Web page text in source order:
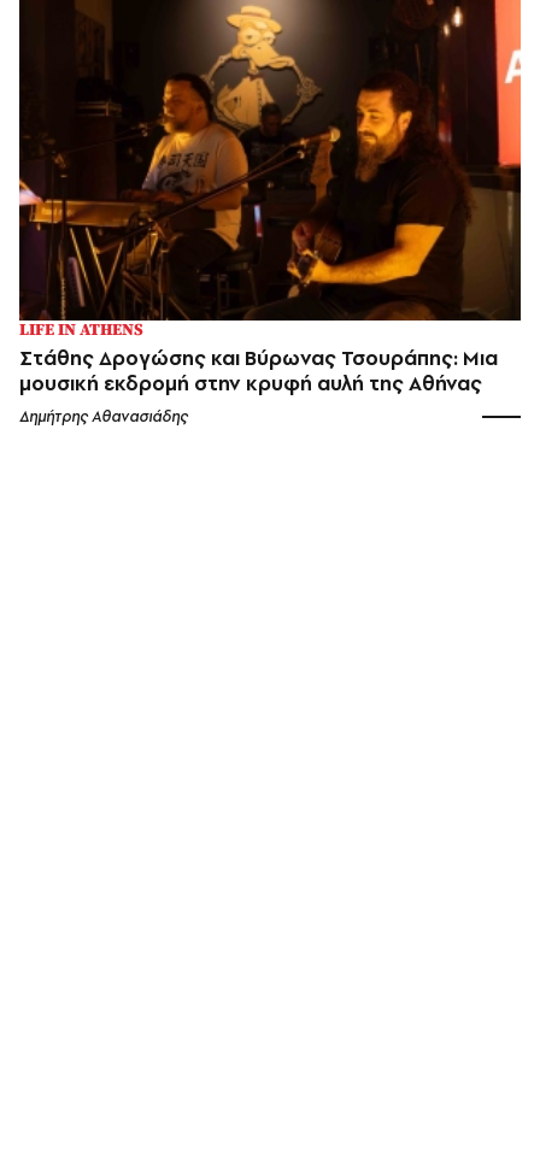
LIFE IN ATHENS
Στάθης Δρογώσης και Βύρωνας Τσουράπης: Μια
μουσική εκδρομή στην κρυφή αυλή της Αθήνας
Δημήτρης Αθανασιάδης